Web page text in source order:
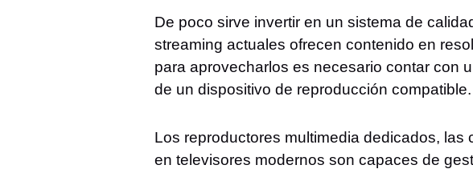
De poco sirve invertir en un sistema de
streaming actuales ofrecen contenido en
para aprovecharlos es necesario contar con
de un dispositivo de reproducción compatible.
Los reproductores multimedia dedicados,
en televisores modernos son capaces de